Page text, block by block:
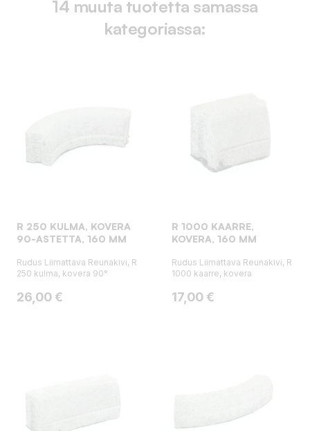
14 muuta tuotetta samassa
kategoriassa:
R 250 KULMA, KOVERA
90-ASTETTA, 160 MM
Rudus Liimattava Reunakivi, R
250 kulma, kovera 90°
Hinta
26,00 €
R 1000 KAARRE,
KOVERA, 160 MM
Rudus Liimattava Reunakivi, R
1000 kaarre, kovera
Hinta
17,00 €